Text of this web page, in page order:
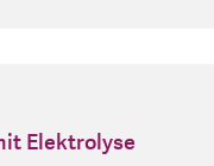
Elektrolyse